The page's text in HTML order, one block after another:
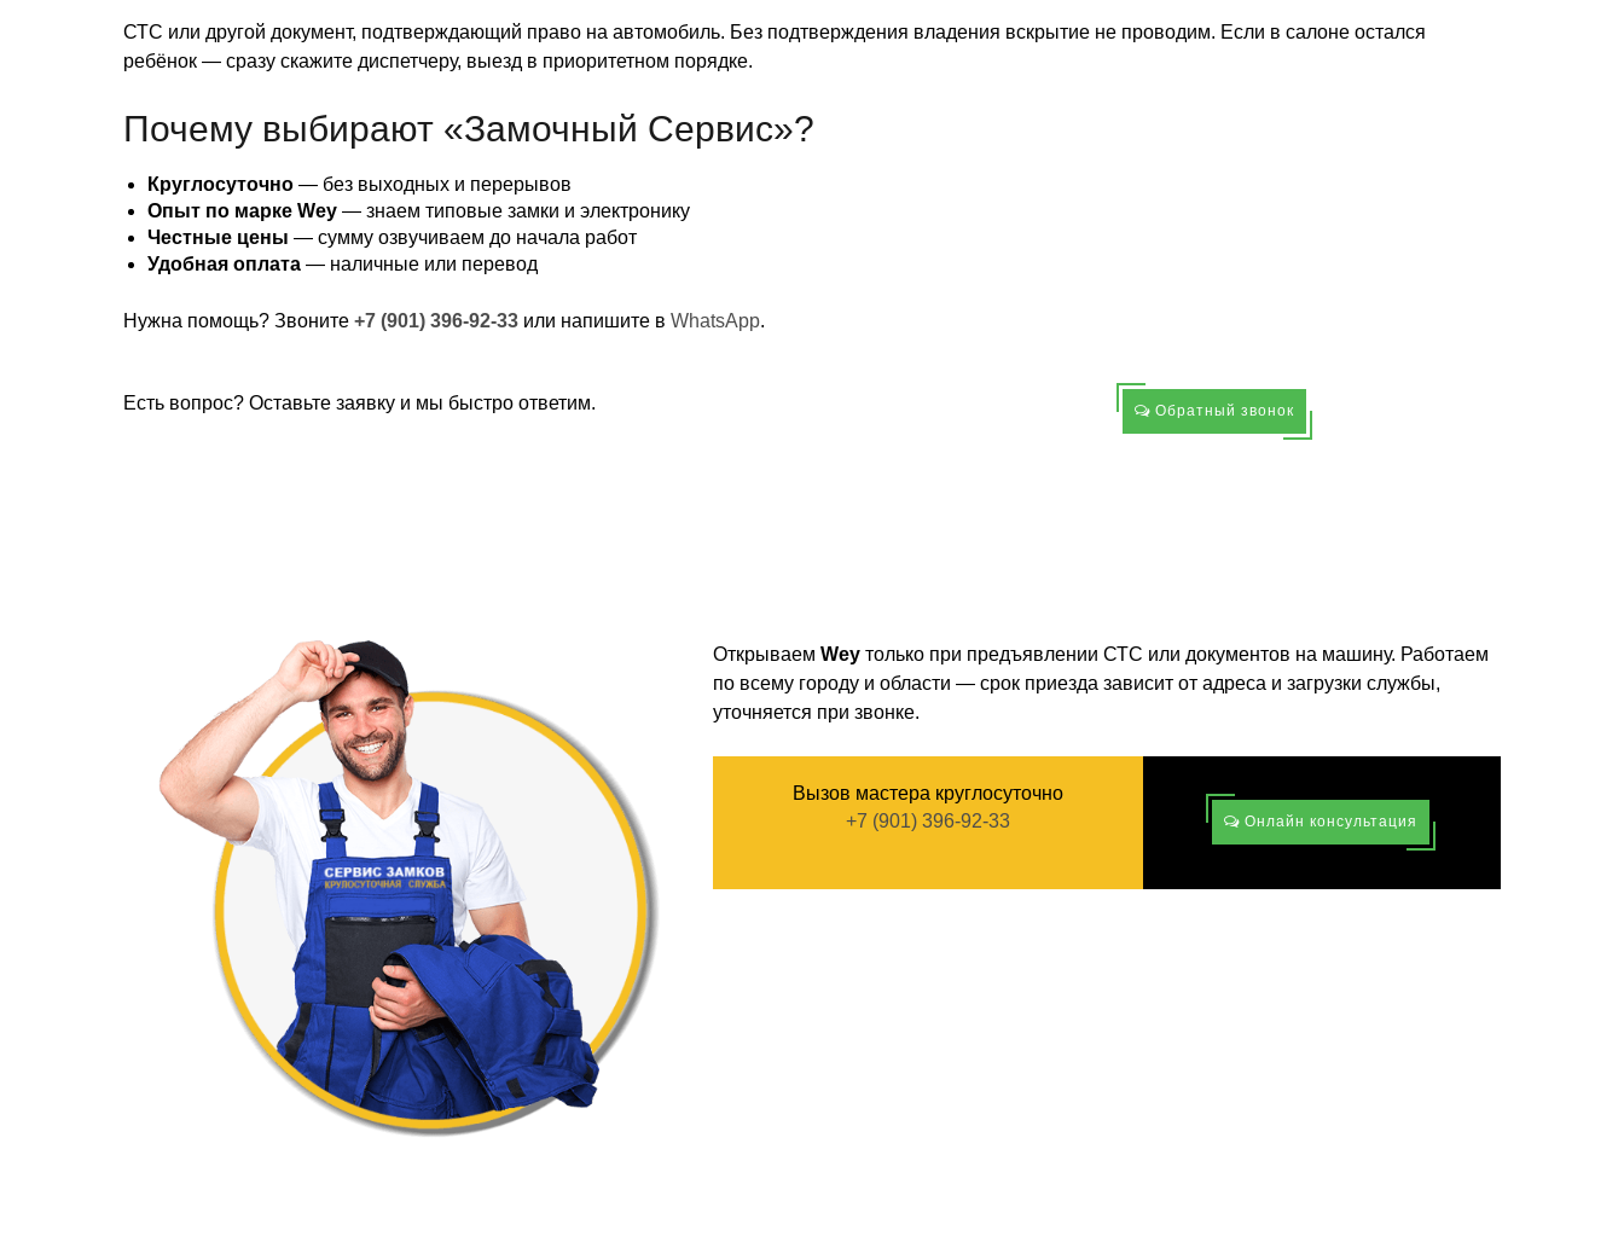
СТС или другой документ, подтверждающий право на автомобиль. Без подтверждения владения вскрытие не проводим. Если в салоне остался
ребёнок — сразу скажите диспетчеру, выезд в приоритетном порядке.
Почему выбирают «Замочный Сервис»?
Круглосуточно — без выходных и перерывов
Опыт по марке Wey — знаем типовые замки и электронику
Честные цены — сумму озвучиваем до начала работ
Удобная оплата — наличные или перевод
Нужна помощь? Звоните +7 (901) 396-92-33 или напишите в WhatsApp.
Есть вопрос? Оставьте заявку и мы быстро ответим. Обратный звонок
Открываем Weyтолько при предъявлении СТС или документов на машину. Работаем
по всему городу и области — срок приезда зависит от адреса и загрузки службы,
уточняется при звонке.
Вызов мастера круглосуточно
+7 (901) 396-92-33
Онлайн консультация